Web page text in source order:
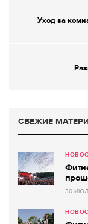
Уход за
СВЕЖИЕ
30